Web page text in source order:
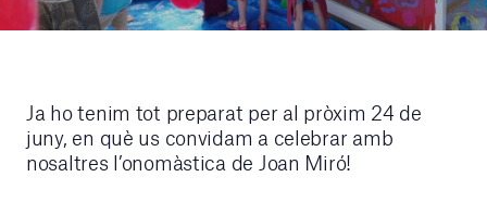
Ja ho tenim tot preparat per al pròxim 24 de
juny, en què us convidam a celebrar amb
nosaltres l’onomàstica de Joan Miró!